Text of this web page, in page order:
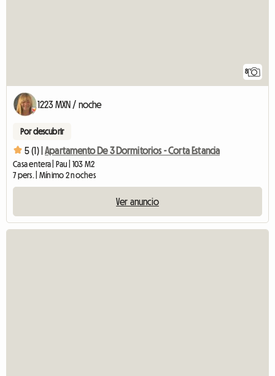
8
1223 MXN / noche
Por descubrir
5 (1) | Apartamento De 3 Dormitorios - Corta Estancia
Casa entera | Pau | 103 M2
7 pers. | Mínimo 2 noches
Ver anuncio